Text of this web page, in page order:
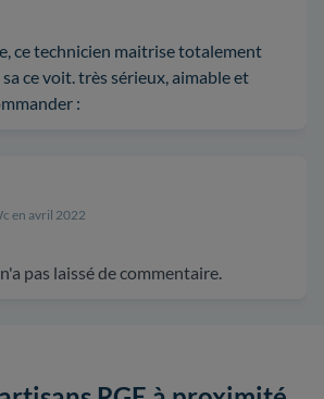
ce technicien maitrise totalement
ce voit. très sérieux, aimable et
:
en avril 2022
pas laissé de commentaire.